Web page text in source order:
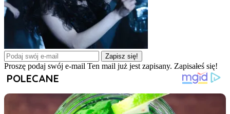
Zapisz się!
Proszę podaj swój e-mail Ten mail już jest zapisany. Zapisałeś się!